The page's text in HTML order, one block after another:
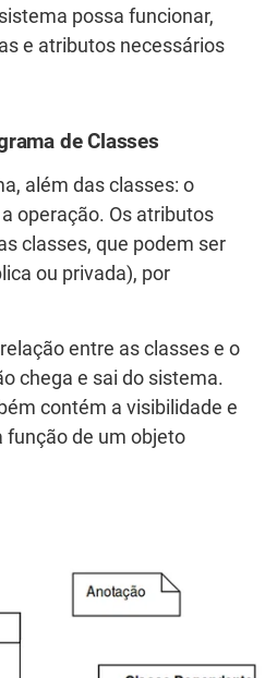
possa funcionar,
e atributos necessários
de Classes
além das classes: o
operação. Os atributos
classes, que podem ser
ou privada), por
entre as classes e o
chega e sai do sistema.
contém a visibilidade e
função de um objeto